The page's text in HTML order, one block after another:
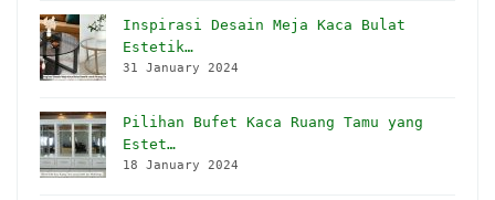
Inspirasi Desain Meja Kaca Bulat
Estetik…
31 January 2024
Pilihan Bufet Kaca Ruang Tamu yang
Estet…
18 January 2024